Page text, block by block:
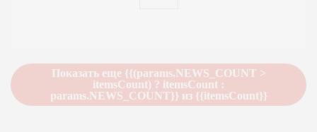
Показать еще {{(params.NEWS_COUNT >
itemsCount) ? itemsCount :
params.NEWS_COUNT}} из {{itemsCount}}